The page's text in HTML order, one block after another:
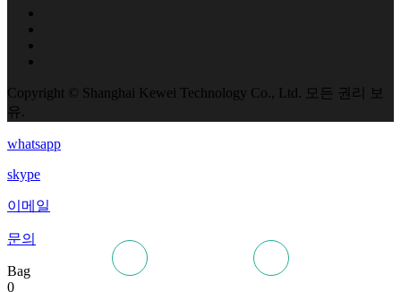
Copyright © Shanghai Kewei Technology Co., Ltd. 모든 권리 보
유.
whatsapp
skype
이메일
문의
Bag
0